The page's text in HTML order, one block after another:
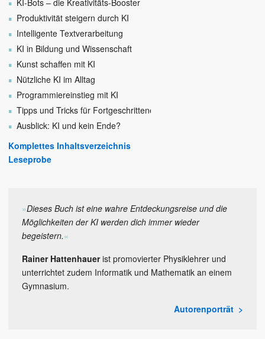
Produktivität steigern durch KI
Intelligente Textverarbeitung
KI in Bildung und Wissenschaft
Kunst schaffen mit KI
Nützliche KI im Alltag
Programmiereinstieg mit KI
Tipps und Tricks für Fortgeschrittene
Ausblick: KI und kein Ende?
Komplettes Inhaltsverzeichnis
Leseprobe
»Dieses Buch ist eine wahre Entdeckungsreise und die
Möglichkeiten der KI werden dich immer wieder
begeistern.«
Rainer Hattenhauerist promovierter Physiklehrer und
unterrichtet zudem Informatik und Mathematik an einem
Gymnasium.
Autorenporträt